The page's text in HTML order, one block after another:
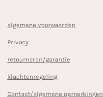
algemene voorwaarden
Privacy
retourneren/garantie
klachtenregeling
Contact/algemene opmerkingen